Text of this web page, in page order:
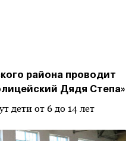
района проводит
Дядя Степа»
дети от 6 до 14 лет